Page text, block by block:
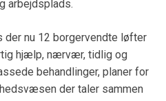
arbejdsplads.
nu 12 borgervendte løfter
hjælp, nærvær, tidlig og
behandlinger, planer for
der taler sammen